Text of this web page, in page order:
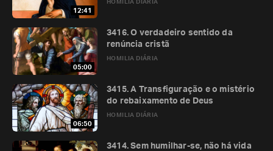
12:41
HOMILIA DIÁRIA
05:00
HOMILIA DIÁRIA
3416. O verdadeiro sentido da
renúncia cristã
06:50
HOMILIA DIÁRIA
3415. A Transfiguração e o mistério
do rebaixamento de Deus
3414. Sem humilhar-se, não há vida